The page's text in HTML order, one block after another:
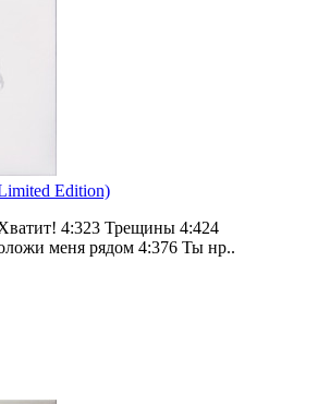
Edition)
4:323 Трещины 4:424
меня рядом 4:376 Ты нр..